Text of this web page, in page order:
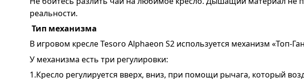
реальности.
Тип механизма
В игровом кресле Tesoro Alphaeon S2 используется механизм «Топ-
У механизма есть три регулировки:
1.Кресло регулируется вверх, вниз, при помощи рычага, который